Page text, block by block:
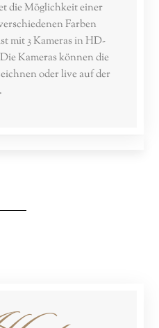
die Möglichkeit einer
Farben
mit 3 Kameras in HD-
Kameras können die
oder live auf der